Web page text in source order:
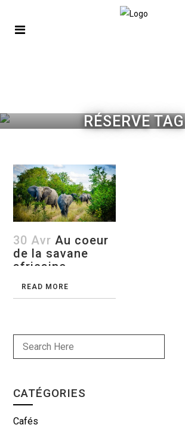
RÉSERVE TAG
30 Avr Au coeur
de la savane
africaine
READ MORE
CATÉGORIES
Cafés